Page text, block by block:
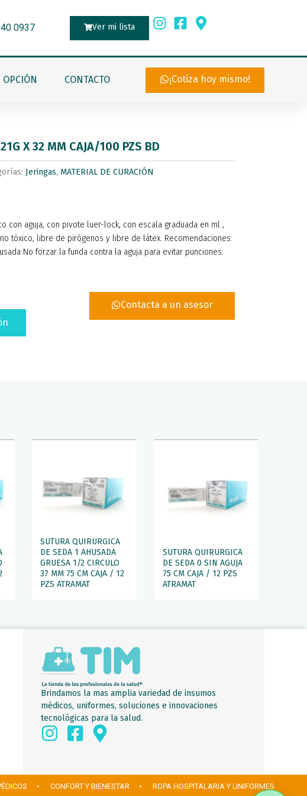
0937 Ver mi lista
OPCIÓN CONTACTO ¡Cotiza hoy mismo!
X 32 MM CAJA/100 PZS BD
Jeringas, MATERIAL DE CURACIÓN
con aguja, con pivote luer-lock, con escala graduada en ml ,
tóxico, libre de pirógenos y libre de látex. Recomendaciones:
No forzar la funda contra la aguja para evitar punciones.
Contacta a un asesor
SUTURA QUIRURGICA
DE SEDA 1 AHUSADA
GRUESA 1/2 CIRCULO
37 MM 75 CM CAJA / 12
PZS ATRAMAT
SUTURA QUIRURGICA
DE SEDA 0 SIN AGUJA
75 CM CAJA / 12 PZS
ATRAMAT
Brindamos la mas amplia variedad de insumos
médicos, uniformes, soluciones e innovaciones
tecnológicas para la salud.
• CONFORT Y BIENESTAR • ROPA HOSPITALARIA Y UNIFORMES